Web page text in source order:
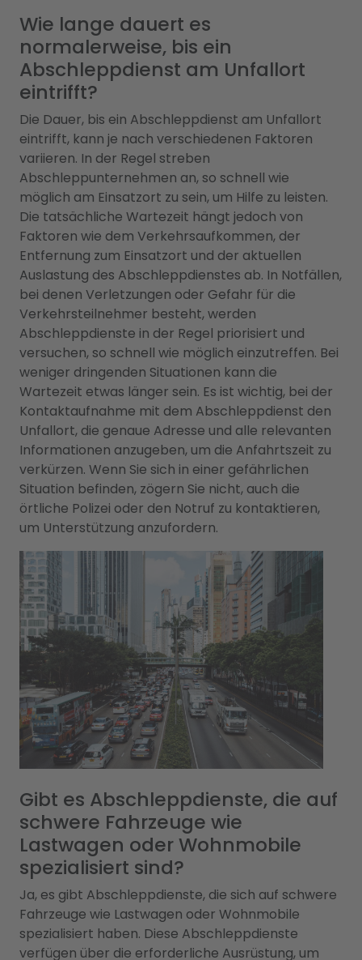
Wie lange dauert es
normalerweise, bis ein
Abschleppdienst am Unfallort
eintrifft?
Die Dauer, bis ein Abschleppdienst am Unfallort
eintrifft, kann je nach verschiedenen Faktoren
variieren. In der Regel streben
Abschleppunternehmen an, so schnell wie
möglich am Einsatzort zu sein, um Hilfe zu leisten.
Die tatsächliche Wartezeit hängt jedoch von
Faktoren wie dem Verkehrsaufkommen, der
Entfernung zum Einsatzort und der aktuellen
Auslastung des Abschleppdienstes ab. In Notfällen,
bei denen Verletzungen oder Gefahr für die
Verkehrsteilnehmer besteht, werden
Abschleppdienste in der Regel priorisiert und
versuchen, so schnell wie möglich einzutreffen. Bei
weniger dringenden Situationen kann die
Wartezeit etwas länger sein. Es ist wichtig, bei der
Kontaktaufnahme mit dem Abschleppdienst den
Unfallort, die genaue Adresse und alle relevanten
Informationen anzugeben, um die Anfahrtszeit zu
verkürzen. Wenn Sie sich in einer gefährlichen
Situation befinden, zögern Sie nicht, auch die
örtliche Polizei oder den Notruf zu kontaktieren,
um Unterstützung anzufordern.
Gibt es Abschleppdienste, die auf
schwere Fahrzeuge wie
Lastwagen oder Wohnmobile
spezialisiert sind?
Ja, es gibt Abschleppdienste, die sich auf schwere
Fahrzeuge wie Lastwagen oder Wohnmobile
spezialisiert haben. Diese Abschleppdienste
verfügen über die erforderliche Ausrüstung, um